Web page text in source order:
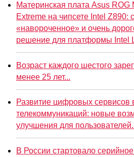
Материнская плата Asus ROG
Extreme на чипсете Intel Z890:
«навороченное» и очень
решение для платформы Intel
Возраст каждого шестого
менее 25 лет...
Развитие цифровых сервисов
телекоммуникаций: новые
улучшения для
В России стартовало